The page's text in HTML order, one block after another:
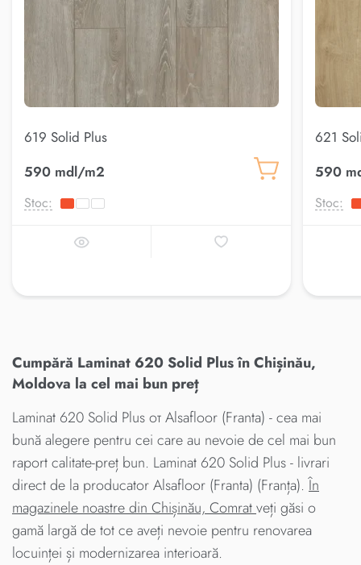
619 Solid Plus
590 mdl/m2
Stoc:
621
590
Stoc:
Cumpără Laminat 620 Solid Plus în Chișinău,
Moldova la cel mai bun preț
Laminat 620 Solid Plus от Alsafloor (Franta) - cea mai
bună alegere pentru cei care au nevoie de cel mai bun
raport calitate-preț bun. Laminat 620 Solid Plus - livrari
direct de la producator Alsafloor (Franta) (Franța).În
magazinele noastre din Chișinău, Comratveți găsi o
gamă largă de tot ce aveți nevoie pentru renovarea
locuinței și modernizarea interioară.